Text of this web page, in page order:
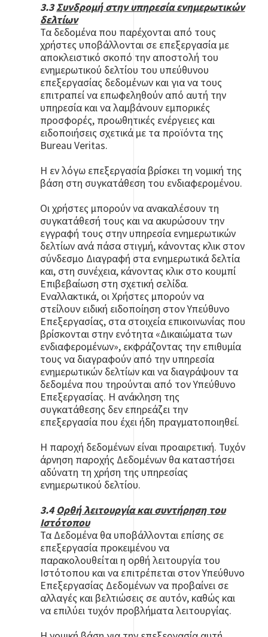
3.3Συνδρομή στην υπηρεσία ενημερωτικών
δελτίων
Τα δεδομένα που παρέχονται από τους
χρήστες υποβάλλονται σε επεξεργασία με
αποκλειστικό σκοπό την αποστολή του
ενημερωτικού δελτίου του υπεύθυνου
επεξεργασίας δεδομένων και για να τους
επιτραπεί να επωφεληθούν από αυτή την
υπηρεσία και να λαμβάνουν εμπορικές
προσφορές, προωθητικές ενέργειες και
ειδοποιήσεις σχετικά με τα προϊόντα της
Bureau Veritas.
Η εν λόγω επεξεργασία βρίσκει τη νομική της
βάση στη συγκατάθεση του ενδιαφερομένου.
Οι χρήστες μπορούν να ανακαλέσουν τη
συγκατάθεσή τους και να ακυρώσουν την
εγγραφή τους στην υπηρεσία ενημερωτικών
δελτίων ανά πάσα στιγμή, κάνοντας κλικ στον
σύνδεσμο Διαγραφή στα ενημερωτικά δελτία
και, στη συνέχεια, κάνοντας κλικ στο κουμπί
Επιβεβαίωση στη σχετική σελίδα.
Εναλλακτικά, οι Χρήστες μπορούν να
στείλουν ειδική ειδοποίηση στον Υπεύθυνο
Επεξεργασίας, στα στοιχεία επικοινωνίας που
βρίσκονται στην ενότητα «Δικαιώματα των
ενδιαφερομένων», εκφράζοντας την επιθυμία
τους να διαγραφούν από την υπηρεσία
ενημερωτικών δελτίων και να διαγράψουν τα
δεδομένα που τηρούνται από τον Υπεύθυνο
Επεξεργασίας. Η ανάκληση της
συγκατάθεσης δεν επηρεάζει την
επεξεργασία που έχει ήδη πραγματοποιηθεί.
Η παροχή δεδομένων είναι προαιρετική. Τυχόν
άρνηση παροχής Δεδομένων θα καταστήσει
αδύνατη τη χρήση της υπηρεσίας
ενημερωτικού δελτίου.
3.4Ορθή λειτουργία και συντήρηση του
Ιστότοπου
Τα Δεδομένα θα υποβάλλονται επίσης σε
επεξεργασία προκειμένου να
παρακολουθείται η ορθή λειτουργία του
Ιστότοπου και να επιτρέπεται στον Υπεύθυνο
Επεξεργασίας Δεδομένων να προβαίνει σε
αλλαγές και βελτιώσεις σε αυτόν, καθώς και
να επιλύει τυχόν προβλήματα λειτουργίας.